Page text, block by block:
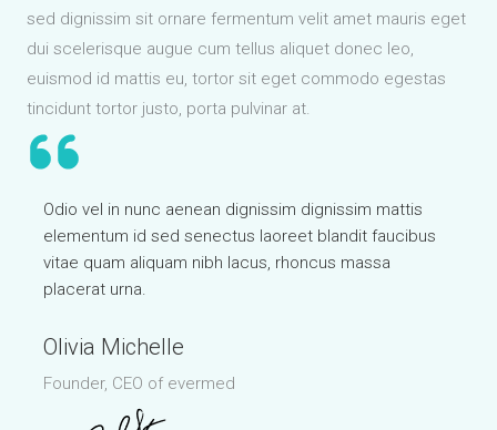
sed dignissim sit ornare fermentum velit amet mauris eget
dui scelerisque augue cum tellus aliquet donec leo,
euismod id mattis eu, tortor sit eget commodo egestas
tincidunt tortor justo, porta pulvinar at.
Odio vel in nunc aenean dignissim dignissim mattis
elementum id sed senectus laoreet blandit faucibus
vitae quam aliquam nibh lacus, rhoncus massa
placerat urna.
Olivia Michelle
Founder, CEO of evermed